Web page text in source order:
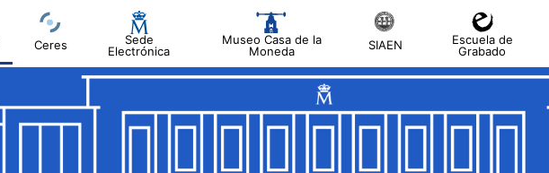
Ceres
Sede
Electrónica
Museo Casa de la
Moneda
SIAEN
Escuela de
Grabado
Mostrar/Ocultar